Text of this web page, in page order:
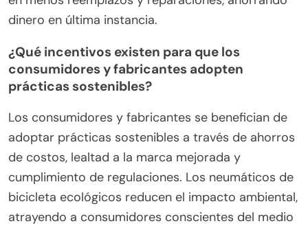
dinero en última instancia.
¿Qué incentivos existen para que los
consumidores y fabricantes adopten
prácticas sostenibles?
Los consumidores y fabricantes se benefician de
adoptar prácticas sostenibles a través de ahorros
de costos, lealtad a la marca mejorada y
cumplimiento de regulaciones. Los neumáticos de
bicicleta ecológicos reducen el impacto ambiental,
atrayendo a consumidores conscientes del medio